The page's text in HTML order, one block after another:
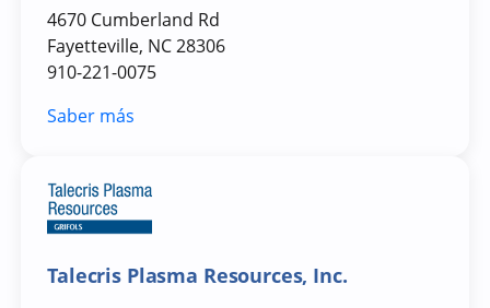
4670 Cumberland Rd
Fayetteville, NC 28306
910-221-0075
Saber más
Talecris Plasma Resources, Inc.